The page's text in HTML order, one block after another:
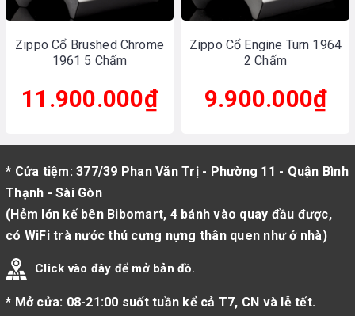
Zippo Cổ Brushed Chrome
1961 5 Chấm
11.900.000₫
Zippo Cổ Engine Turn 1964
2 Chấm
9.900.000₫
* Cửa tiệm: 377/39 Phan Văn Trị - Phường 11 - Quận Bình
Thạnh - Sài Gòn
(Hẻm lớn kế bên Bibomart, 4 bánh vào quay đầu được,
có WiFi trà nước thú cưng nựng thân quen như ở nhà)
Click vào đây để mở bản đồ.
* Mở cửa: 08-21:00 suốt tuần kể cả T7, CN và lễ tết.